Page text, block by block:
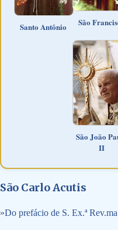
Santo Antônio São
São João
II
São Carlo Acutis
»Do prefácio de S. Ex.ª